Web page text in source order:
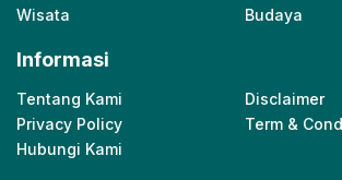
Wisata
Budaya
Informasi
Tentang Kami
Disclaimer
Privacy Policy
Term &
Hubungi Kami